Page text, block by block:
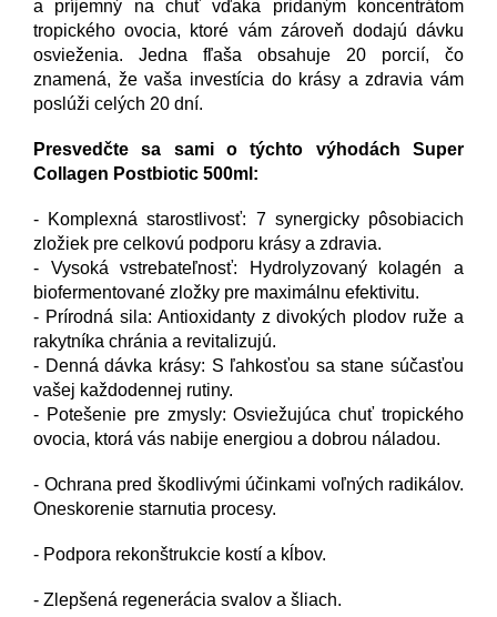
a príjemný na chuť vďaka pridaným koncentrátom
tropického ovocia, ktoré vám zároveň dodajú dávku
osvieženia. Jedna fľaša obsahuje 20 porcií, čo
znamená, že vaša investícia do krásy a zdravia vám
poslúži celých 20 dní.
Presvedčte sa sami o týchto výhodách Super
Collagen Postbiotic 500ml:
- Komplexná starostlivosť: 7 synergicky pôsobiacich
zložiek pre celkovú podporu krásy a zdravia.
- Vysoká vstrebateľnosť: Hydrolyzovaný kolagén a
biofermentované zložky pre maximálnu efektivitu.
- Prírodná sila: Antioxidanty z divokých plodov ruže a
rakytníka chránia a revitalizujú.
- Denná dávka krásy: S ľahkosťou sa stane súčasťou
vašej každodennej rutiny.
- Potešenie pre zmysly: Osviežujúca chuť tropického
ovocia, ktorá vás nabije energiou a dobrou náladou.
- Ochrana pred škodlivými účinkami voľných radikálov.
Oneskorenie starnutia procesy.
- Podpora rekonštrukcie kostí a kĺbov.
- Zlepšená regenerácia svalov a šliach.